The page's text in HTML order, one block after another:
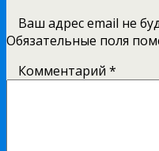
Ваш адрес email не
Обязательные поля
Комментарий *